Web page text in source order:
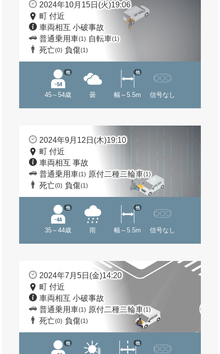
2024年10月15日(火)19:06
町 付近
車両相互 小破事故
普通乗用車(1) 自転車(1)
死亡(0) 負傷(1)
45～54歳
他
曇 幅～5.5m
他
信号なし
2024年9月12日(木)19:10
町 付近
車両相互 事故
普通乗用車(1) 原付二種二輪車(1)
死亡(0) 負傷(1)
35～44歳
他
雨 幅～5.5m
他
信号なし
2024年7月5日(金)14:20
町 付近
車両相互 小破事故
普通乗用車(1) 原付二種二輪車(1)
死亡(0) 負傷(1)
他 他